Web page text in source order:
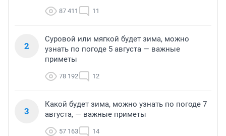
87 411 11
2
Суровой или мягкой будет зима, можно
узнать по погоде 5 августа — важные
приметы
78 192 12
3
Какой будет зима, можно узнать по погоде 7
августа, — важные приметы
57 163 14